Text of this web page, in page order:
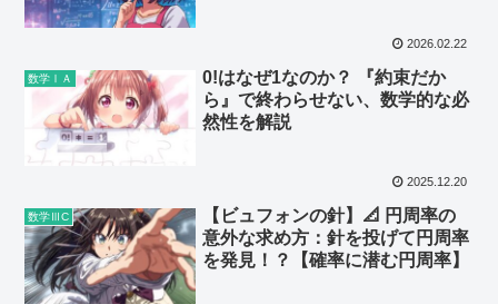
2026.02.22
数学ⅠＡ
0!はなぜ1なのか？ 『約束だか
ら』で終わらせない、数学的な必
然性を解説
2025.12.20
数学ⅢC
【ビュフォンの針】📐 円周率の
意外な求め方：針を投げて円周率
を発見！？【確率に潜む円周率】